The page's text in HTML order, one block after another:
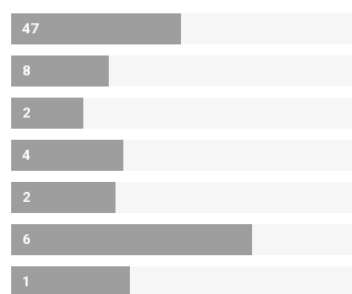
47
8
2
4
2
6
1